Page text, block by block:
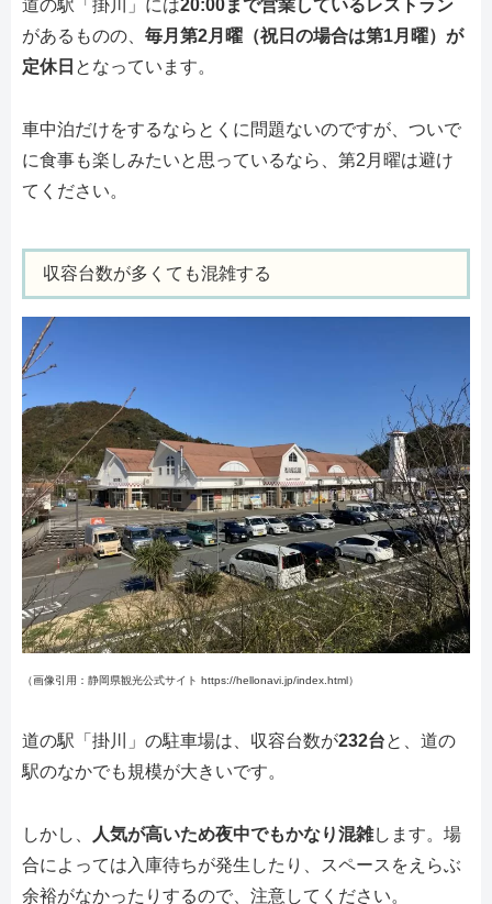
道の駅「掛川」には20:00まで営業しているレストラン
があるものの、 毎月第2月曜（祝日の場合は第1月曜）が
定休日 となっています。
車中泊だけをするならとくに問題ないのですが、ついで
に食事も楽しみたいと思っているなら、第2月曜は避け
てください。
収容台数が多くても混雑する
（画像引用：静岡県観光公式サイト https://hellonavi.jp/index.html）
道の駅「掛川」の駐車場は、収容台数が232台と、道の
駅のなかでも規模が大きいです。
しかし、 人気が高いため夜中でもかなり混雑します。場
合によっては入庫待ちが発生したり、スペースをえらぶ
余裕がなかったりするので、注意してください。